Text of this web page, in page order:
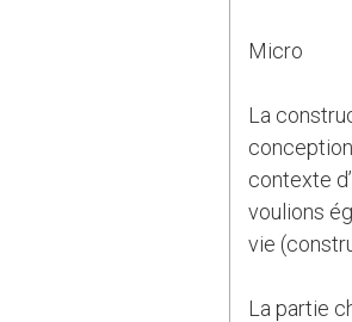
Micro
La
contexte
voulions
vie
La partie